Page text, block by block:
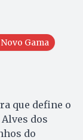
Novo Gama
que define o
dos
do